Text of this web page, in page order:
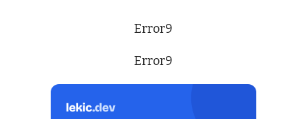
Error9
Error9